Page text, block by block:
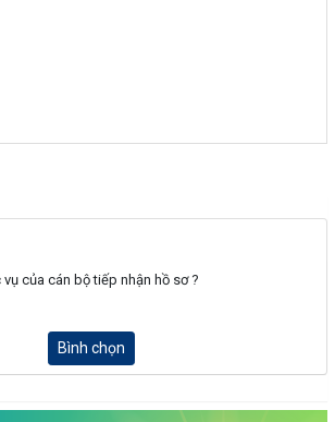
của cán bộ tiếp nhận hồ sơ ?
Bình chọn